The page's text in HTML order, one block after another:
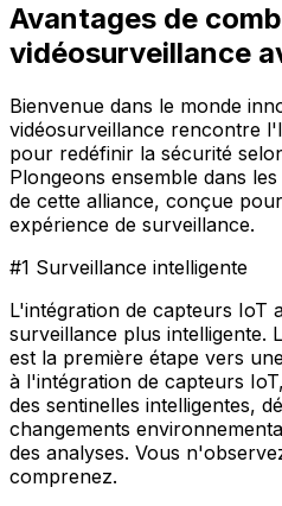
Avantages de
vidéosurveillance
Bienvenue dans le monde
vidéosurveillance rencontre
pour redéfinir la sécurité
Plongeons ensemble dans
de cette alliance, conçue
expérience de surveillance.
#1 Surveillance intelligente
L'intégration de capteurs IoT
surveillance plus intelligente.
est la première étape vers
à l'intégration de capteurs
des sentinelles intelligentes,
changements
des analyses. Vous
comprenez.